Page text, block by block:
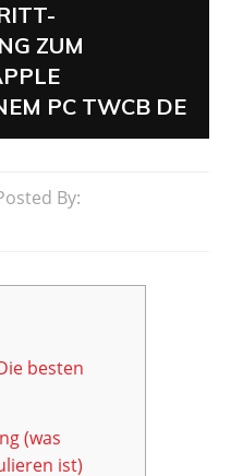
ZUM
PC TWCB DE
By:
besten
(was
ist)